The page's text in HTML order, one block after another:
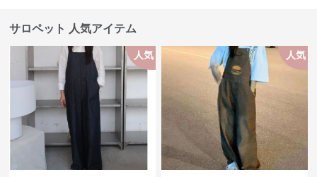
サロペット 人気アイテム
人気 人気